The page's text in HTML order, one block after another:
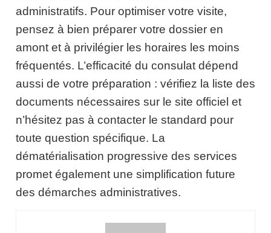
administratifs. Pour optimiser votre visite,
pensez à bien préparer votre dossier en
amont et à privilégier les horaires les moins
fréquentés. L’efficacité du consulat dépend
aussi de votre préparation : vérifiez la liste des
documents nécessaires sur le site officiel et
n’hésitez pas à contacter le standard pour
toute question spécifique. La
dématérialisation progressive des services
promet également une simplification future
des démarches administratives.